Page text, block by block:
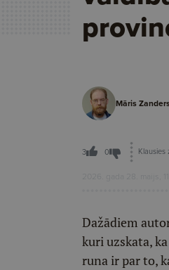
Māris
3 0 Klausies
2026. gada 28. maijs,
Dažādiem
kuri uzskata,
runa ir par to,